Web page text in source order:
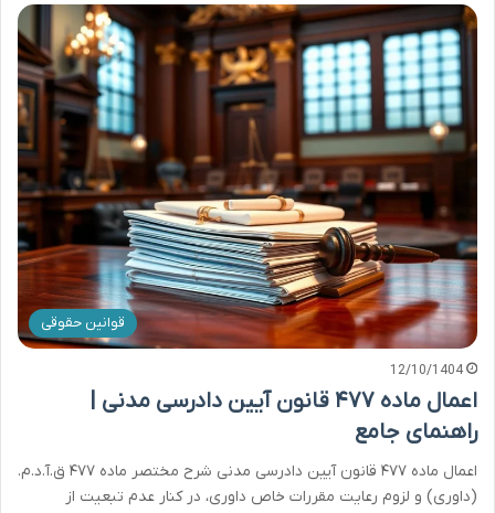
قوانین حقوقی
12/10/1404
اعمال ماده ۴۷۷ قانون آیین دادرسی مدنی |
راهنمای جامع
اعمال ماده ۴۷۷ قانون آیین دادرسی مدنی شرح مختصر ماده ۴۷۷ ق.آ.د.م.
(داوری) و لزوم رعایت مقررات خاص داوری، در کنار عدم تبعیت از